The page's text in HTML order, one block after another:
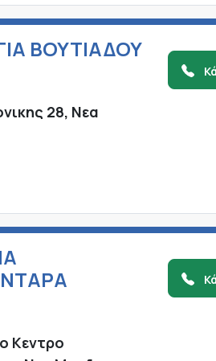
ΒΟΥΤΙΑΔΟΥ
28, Νεα
Κεντρο